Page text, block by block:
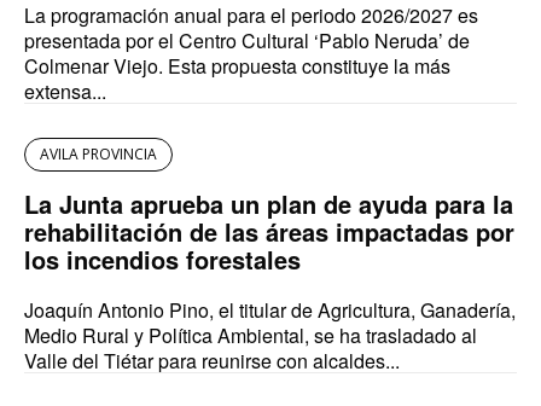
La programación anual para el periodo 2026/2027 es
presentada por el Centro Cultural ‘Pablo Neruda’ de
Colmenar Viejo. Esta propuesta constituye la más
extensa...
AVILA PROVINCIA
La Junta aprueba un plan de ayuda para la
rehabilitación de las áreas impactadas por
los incendios forestales
Joaquín Antonio Pino, el titular de Agricultura, Ganadería,
Medio Rural y Política Ambiental, se ha trasladado al
Valle del Tiétar para reunirse con alcaldes...